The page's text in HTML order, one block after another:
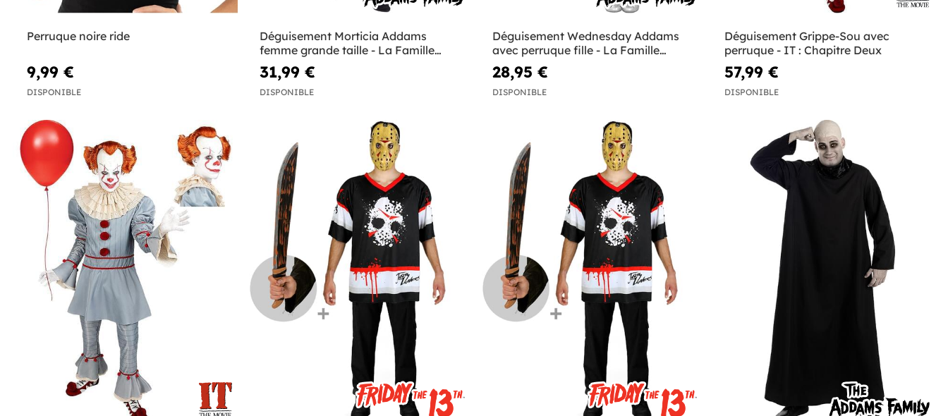
Perruque noire ride
9,99 €
DISPONIBLE
Déguisement Morticia Addams
femme grande taille - La Famille
Addams
31,99 €
DISPONIBLE
Déguisement Wednesday Addams
avec perruque fille - La Famille
Addams
28,95 €
DISPONIBLE
Déguisement Grippe-Sou avec
perruque - IT : Chapitre Deux
57,99 €
DISPONIBLE